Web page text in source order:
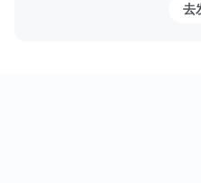
去